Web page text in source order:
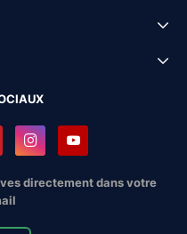
directement dans votre